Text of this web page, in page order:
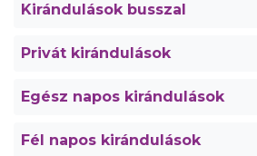
Kirándulások busszal
Privát kirándulások
Egész napos kirándulások
Fél napos kirándulások